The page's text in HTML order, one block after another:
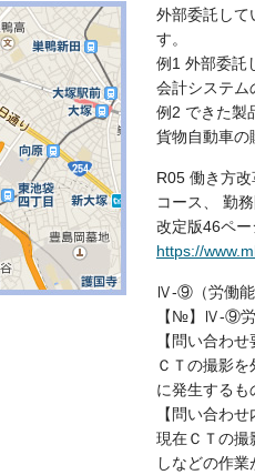
外部委託して
す。
例1 外部委託
会計システ
例2 できた製
貨物自動車
R05 働き方
コース、 勤
改定版46ペー
https://
Ⅳ-⑨（労働能
【№】Ⅳ-⑨労
【問い合わせ
ＣＴの撮影
に発生する
【問い合わせ
現在ＣＴの撮
しなどの作